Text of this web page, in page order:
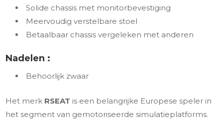
Solide chassis met monitorbevestiging
Meervoudig verstelbare stoel
Betaalbaar chassis vergeleken met anderen
Nadelen :
Behoorlijk zwaar
Het merk RSEAT is een belangrijke Europese speler in
het segment van gemotoriseerde simulatieplatforms.